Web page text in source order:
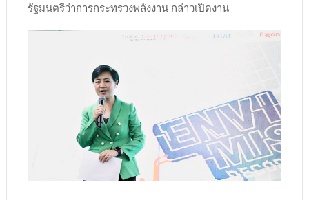
รัฐมนตรีว่าการกระทรวงพลังงาน กล่าวเปิดงาน